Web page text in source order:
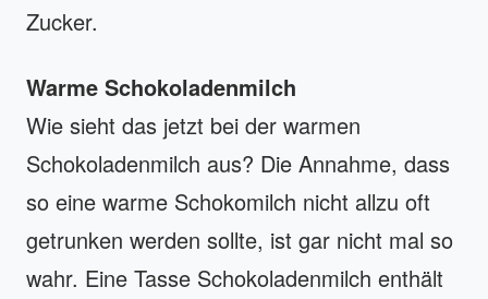
Zucker.
Warme Schokoladenmilch
Wie sieht das jetzt bei der warmen
Schokoladenmilch aus? Die Annahme, dass
so eine warme Schokomilch nicht allzu oft
getrunken werden sollte, ist gar nicht mal so
wahr. Eine Tasse Schokoladenmilch enthält